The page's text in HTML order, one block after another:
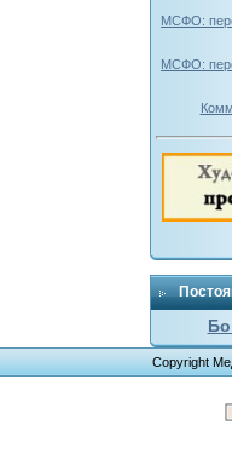
МСФО:
МСФО:
Copyright